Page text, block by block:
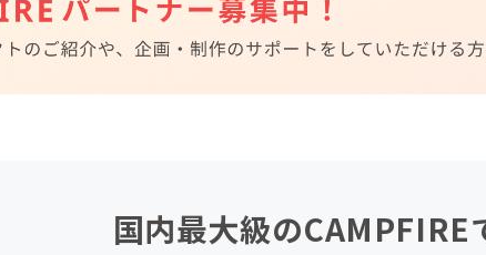
国内最大級のCAMPFIRE